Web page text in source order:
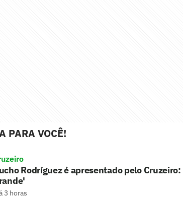
PARA VOCÊ!
Rodríguez é apresentado pelo
3 horas